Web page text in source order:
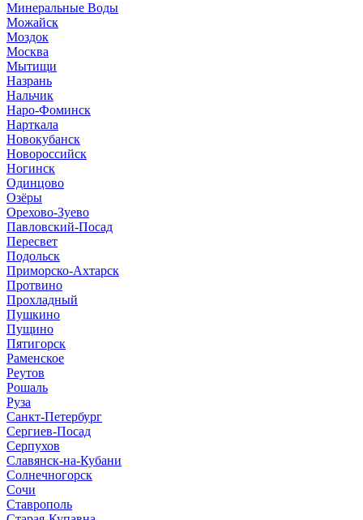
Минеральные Воды
Можайск
Моздок
Москва
Мытищи
Назрань
Нальчик
Наро-Фоминск
Нарткала
Новокубанск
Новороссийск
Ногинск
Одинцово
Озёры
Орехово-Зуево
Павловский-Посад
Пересвет
Подольск
Приморско-Ахтарск
Протвино
Прохладный
Пушкино
Пущино
Пятигорск
Раменское
Реутов
Рошаль
Руза
Санкт-Петербург
Сергиев-Посад
Серпухов
Славянск-на-Кубани
Солнечногорск
Сочи
Ставрополь